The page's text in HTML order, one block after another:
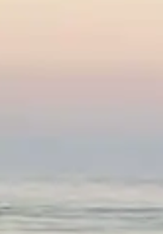
RICEVI 3,50€ DI
>